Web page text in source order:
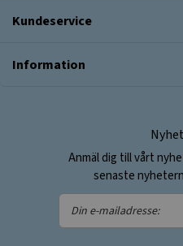
Kundeservice
Information
Anmäl dig till vårt
senaste
Din
e-